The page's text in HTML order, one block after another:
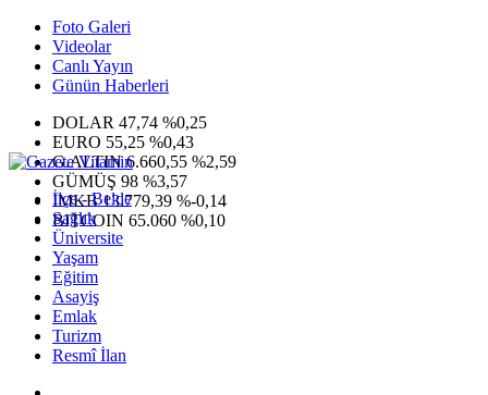
Foto Galeri
Videolar
Canlı Yayın
Günün Haberleri
DOLAR 47,74 %0,25
EURO 55,25 %0,43
G.ALTIN6.660,55 %2,59
GÜMÜŞ 98 %3,57
IMKB13.779,39 %-0,14
BITCOIN 65.060 %0,10
İlçe - Belde
Sağlık
Üniversite
Yaşam
Eğitim
Asayiş
Emlak
Turizm
Resmî İlan